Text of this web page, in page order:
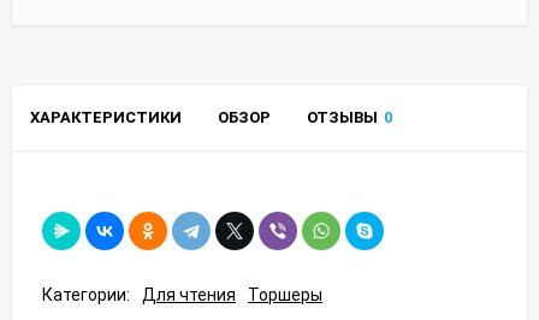
ХАРАКТЕРИСТИКИ ОБЗОР ОТЗЫВЫ 0
Категории: Для чтения Торшеры